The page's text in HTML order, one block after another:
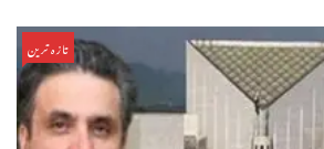
تازہ ترین